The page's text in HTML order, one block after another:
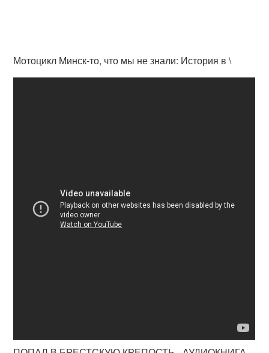
Мотоцикл Минск-то, что мы не знали: История в \